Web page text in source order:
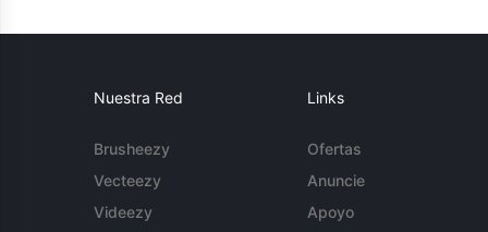
Nuestra Red
Brusheezy
Vecteezy
Videezy
Links
Ofertas
Anuncie
Apoyo